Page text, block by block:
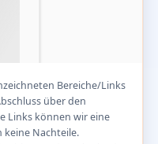
Bereiche/Links
über den
Links können wir eine
keine Nachteile.